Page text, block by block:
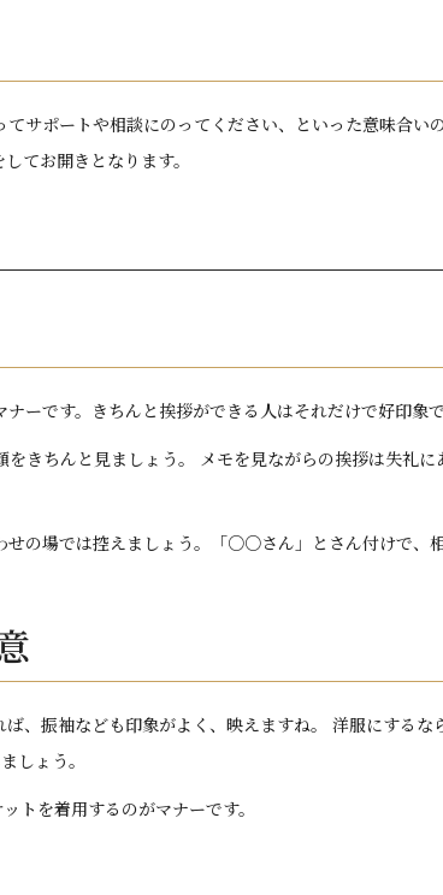
サポートや相談にのってください、といった意味合い
てお開きとなります。
ーです。きちんと挨拶ができる人はそれだけで好印象で
きちんと見ましょう。 メモを見ながらの挨拶は失礼に
の場では控えましょう。「○○さん」とさん付けで、
、振袖なども印象がよく、映えますね。 洋服にするな
しょう。
トを着用するのがマナーです。